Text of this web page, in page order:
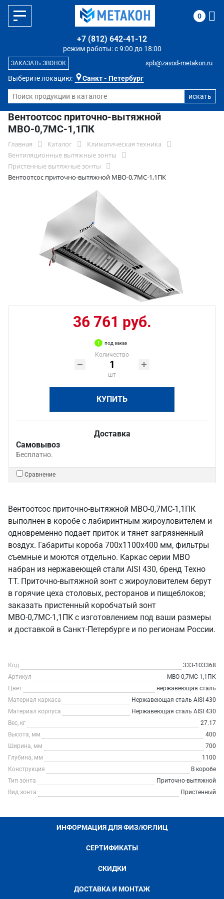
Выберите локацию: Санкт - Петербург
режим работы: с 9:00 до 18:00
+7 (812) 642-41-12
spb@zavod-metakon.ru
ЗАКАЗАТЬ ЗВОНОК
0
Вентоотсос приточно-вытяжной
МВО-0,7МС-1,1ПК
Главная Каталог
Климатическая техника
Вентиляционные вытяжные зонты
Пристенные вытяжные зонты
Вентоотсос приточно-вытяжной МВО-0,7МС-1,1ПК
36 761 руб.
под заказ
Количество
шт
КУПИТЬ
Доставка
Самовывоз
Бесплатно.
Сравнение
Вентоотсос приточно-вытяжной МВО-0,7МС-1,1ПК
выполнен в коробе с лабиринтным жироуловителем и
одновременно подает приток и тянет загрязненный
воздух. Габариты короба 700х1100х400 мм, фильтры
съемные и моются отдельно. Каркас серии МВО
набран из нержавеющей стали AISI 430, бренд Техно
ТТ. Приточно-вытяжной зонт с жироуловителем берут
в горячие цеха столовых, ресторанов и пищеблоков;
заказать пристенный коробчатый зонт
МВО-0,7МС-1,1ПК с изготовлением под ваши размеры
и доставкой в Санкт‑Петербурге и по регионам России.
Код
333-103368
Артикул
МВО-0,7МС-1,1ПК
Цвет
нержавеющая сталь
Материал каркаса
Нержавеющая сталь AISI 430
Материал корпуса
Нержавеющая сталь AISI 430
Вес, кг
27.17
Высота, мм
400
Ширина, мм
700
Глубина, мм
1100
Конструкция
В коробе
Тип зонта
Приточно-вытяжной
Вид зонта
Пристенный
ИНФОРМАЦИЯ ДЛЯ ФИЗ/ЮР.ЛИЦ
СЕРТИФИКАТЫ
СКИДКИ
ДОСТАВКА И МОНТАЖ